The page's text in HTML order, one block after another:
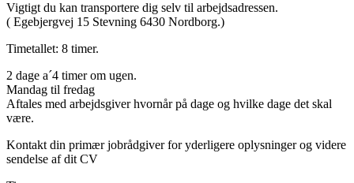
Vigtigt du kan transportere dig selv til arbejdsadressen.
( Egebjergvej 15 Stevning 6430 Nordborg.)
Timetallet: 8 timer.
2 dage a´4 timer om ugen.
Mandag til fredag
Aftales med arbejdsgiver hvornår på dage og hvilke dage det skal
være.
Kontakt din primær jobrådgiver for yderligere oplysninger og videre
sendelse af dit CV